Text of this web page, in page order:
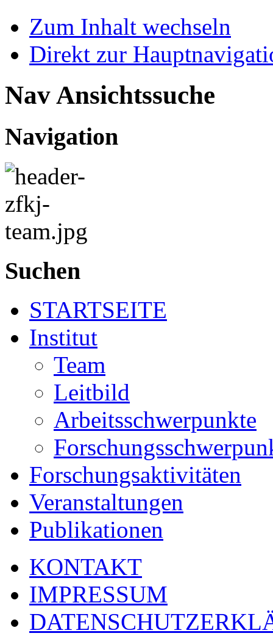
Zum Inhalt wechseln
Direkt zur
Nav Ansichtssuche
Navigation
Suchen
STARTSEITE
Institut
Team
Leitbild
Arbeitsschwerpunkte
Forschungsaktivitäten
Veranstaltungen
Publikationen
KONTAKT
IMPRESSUM